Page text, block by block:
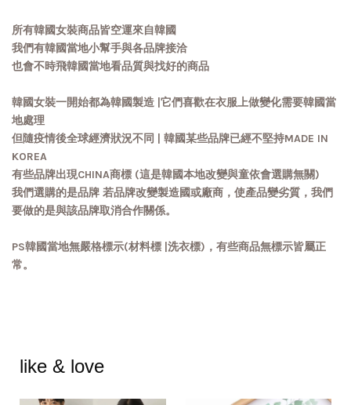
所有韓國女裝商品皆空運來自韓國
我們有韓國當地小幫手與各品牌接洽
也會不時飛韓國當地看品質與找好的商品
韓國女裝一開始都為韓國製造 |它們喜歡在衣服上做變化需要韓國當
地處理
但隨疫情後全球經濟狀況不同 | 韓國某些品牌已經不堅持MADE IN
KOREA
有些品牌出現CHINA商標 (這是韓國本地改變與童依會選購無關)
我們選購的是品牌 若品牌改變製造國或廠商，使產品變劣質，我們
要做的是與該品牌取消合作關係。
PS韓國當地無嚴格標示(材料標 |洗衣標)，有些商品無標示皆屬正
常。
like & love